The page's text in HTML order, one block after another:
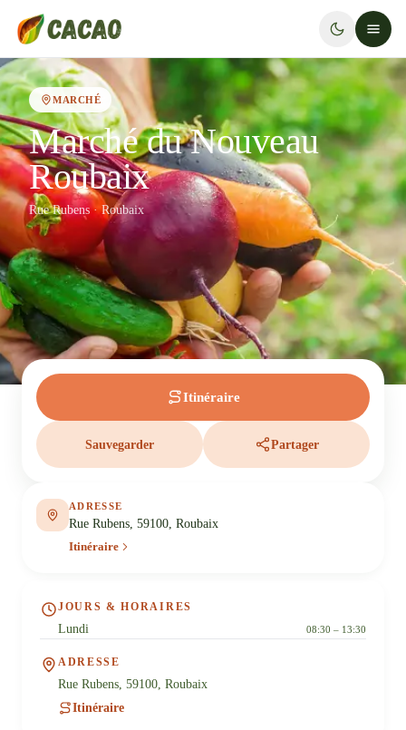
MARCHÉ
Marché du Nouveau
Roubaix
Rue Rubens · Roubaix
JOURS & HORAIRES
Lundi 08:30 – 13:30
ADRESSE
Rue Rubens, 59100, Roubaix
Itinéraire
Itinéraire
Sauvegarder Partager
ADRESSE
Rue Rubens, 59100, Roubaix
Itinéraire